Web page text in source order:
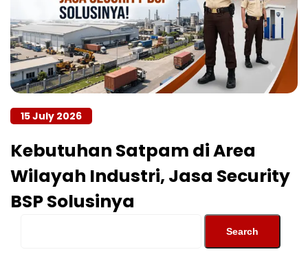
15 July 2026
Kebutuhan Satpam di Area
Wilayah Industri, Jasa Security
BSP Solusinya